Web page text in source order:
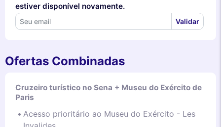
estiver disponível novamente.
Validar
Ofertas Combinadas
Cruzeiro turístico no Sena + Museu do Exército de
Paris
Acesso prioritário ao Museu do Exército - Les